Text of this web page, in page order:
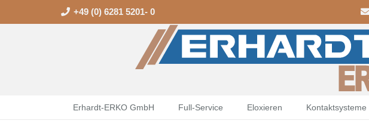
+49 (0) 6281 5201- 0
Erhardt-ERKO GmbH Full-Service Eloxieren Kontaktsysteme